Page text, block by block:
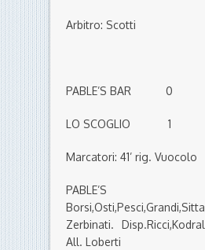
Arbitro: Scotti
PABLE’S BAR 0
LO SCOGLIO 1
Marcatori: 41’ rig. Vuocolo
Zerbinati.
All. Loberti